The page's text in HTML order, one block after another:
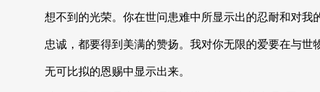
想不到的光荣。你在世问患难中所显示出的忍耐和对我
忠诚，都要得到美满的赞扬。我对你无限的爱要在与世
无可比拟的恩赐中显示出来。